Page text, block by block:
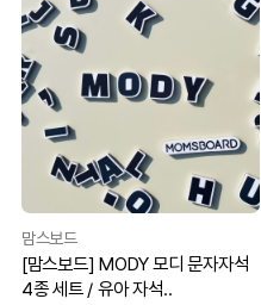
맘스보드
[맘스보드] MODY 모디 문자자석
4종 세트 / 유아 자석..